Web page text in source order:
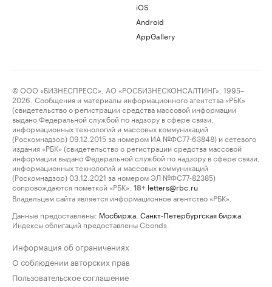
iOS
Android
AppGallery
© ООО «БИЗНЕСПРЕСС», АО «РОСБИЗНЕСКОНСАЛТИНГ», 1995–
2026. Сообщения и материалы информационного агентства «РБК»
(свидетельство о регистрации средства массовой информации
выдано Федеральной службой по надзору в сфере связи,
информационных технологий и массовых коммуникаций
(Роскомнадзор) 09.12.2015 за номером ИА №ФС77-63848) и сетевого
издания «РБК» (свидетельство о регистрации средства массовой
информации выдано Федеральной службой по надзору в сфере связи,
информационных технологий и массовых коммуникаций
(Роскомнадзор) 03.12.2021 за номером ЭЛ №ФС77-82385)
сопровождаются пометкой «РБК».
18+ letters@rbc.ru
Владельцем сайта является информационное агентство «РБК».
Данные предоставлены: Мосбиржа Санкт-Петербургская биржа
Индексы облигаций предоставлены Cbonds.
Информация об ограничениях
О соблюдении авторских прав
Пользовательское соглашение